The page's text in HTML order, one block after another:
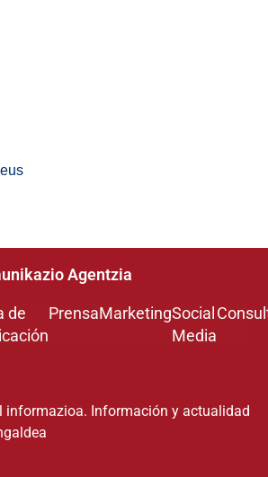
Agentzia
de
PrensaMarketingSocial
Media
informazioa. Información y actualidad